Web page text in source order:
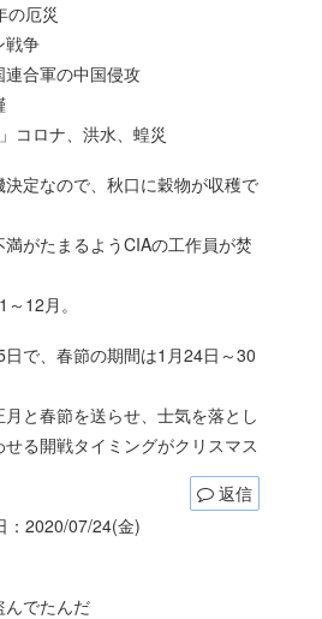
の厄災
戦争
連合軍の中国侵攻
コロナ、洪水、蝗災
定なので、秋口に穀物が収穫で
がたまるようCIAの工作員が焚
12月。
で、春節の期間は1月24日～30
と春節を送らせ、士気を落とし
る開戦タイミングがクリスマス
返信
：2020/07/24(金)
んでたんだ